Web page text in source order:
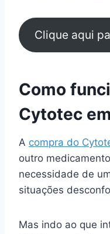
Clique aqui
Como
Cytotec
A compra do
outro
necessidade de
situações
Mas indo ao que